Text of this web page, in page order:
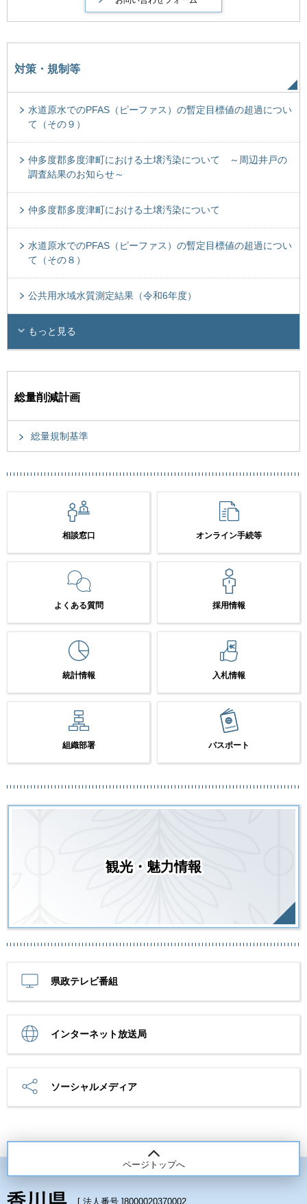
対策・規制等
水道原水でのPFAS（ピーファス）の暫定目標値の超過につい
て（その９）
仲多度郡多度津町における土壌汚染について ～周辺井戸の
調査結果のお知らせ～
仲多度郡多度津町における土壌汚染について
水道原水でのPFAS（ピーファス）の暫定目標値の超過につい
て（その８）
公共用水域水質測定結果（令和6年度）
もっと見る
総量削減計画
総量規制基準
相談窓口 オンライン手続等
よくある質問 採用情報
統計情報 入札情報
組織部署 パスポート
観光・魅力情報
県政テレビ番組
インターネット放送局
ソーシャルメディア
ページトップへ
[ 法人番号 ]8000020370002